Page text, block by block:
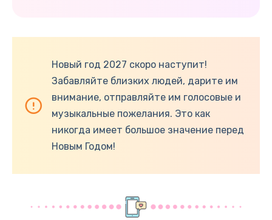
Новый год 2027 скоро наступит!
Забавляйте близких людей, дарите им
внимание, отправляйте им голосовые и
музыкальные пожелания. Это как
никогда имеет большое значение перед
Новым Годом!